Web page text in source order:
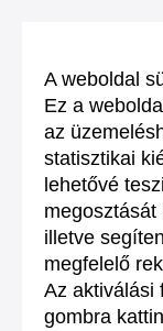
A weboldal
Ez a
az
statisztikai
lehetővé
megosztását
illetve
megfelelő
Az aktiválási
gombra